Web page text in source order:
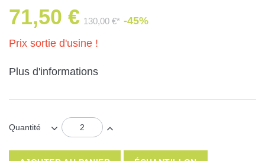
71,50 € 130,00 €* -45%
Prix sortie d'usine !
Plus d'informations
Quantité